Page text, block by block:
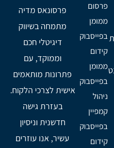
פרסום
ממומן
בפייסבוק
קידום
ממומן
בפייסבוק
ניהול
קמפיין
בפייסבוק
קידום
פרסונאס מדיה
מתמחה בשיווק
דיגיטלי חכם
וממוקד, עם
פתרונות מותאמים
אישית לצרכי הלקוח.
בעזרת גישה
חדשנית וניסיון
עשיר, אנו עוזרים